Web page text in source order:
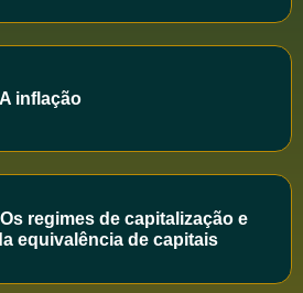
inflação
regimes de capitalização e
equivalência de capitais